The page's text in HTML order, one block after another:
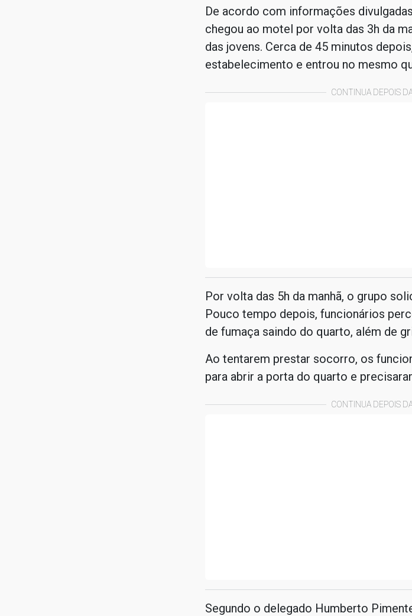
De acordo com informações
chegou ao motel por volta das 3h da
das jovens. Cerca de 45 minutos
estabelecimento e entrou no mesmo
CONTINUA DEPOIS
Por volta das 5h da manhã, o grupo
Pouco tempo depois, funcionários
de fumaça saindo do quarto, além de
Ao tentarem prestar socorro, os
para abrir a porta do quarto e
CONTINUA DEPOIS
Segundo o delegado Humberto